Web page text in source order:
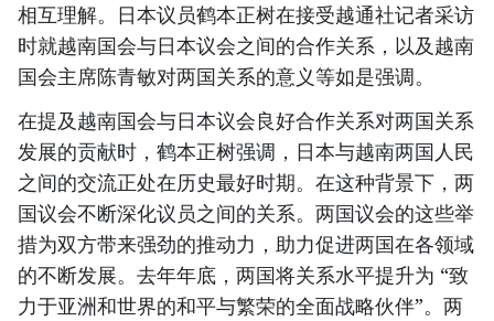
相互理解。日本议员鹤本正树在接受越通社记者采访
时就越南国会与日本议会之间的合作关系，以及越南
国会主席陈青敏对两国关系的意义等如是强调。
在提及越南国会与日本议会良好合作关系对两国关系
发展的贡献时，鹤本正树强调，日本与越南两国人民
之间的交流正处在历史最好时期。在这种背景下，两
国议会不断深化议员之间的关系。两国议会的这些举
措为双方带来强劲的推动力，助力促进两国在各领域
的不断发展。去年年底，两国将关系水平提升为 “致
力于亚洲和世界的和平与繁荣的全面战略伙伴”。两